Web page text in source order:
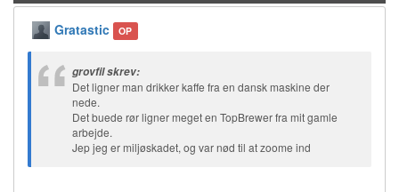
Gratastic OP
grovfil skrev:
Det ligner man drikker kaffe fra en dansk maskine der
nede.
Det buede rør ligner meget en TopBrewer fra mit gamle
arbejde.
Jep jeg er miljøskadet, og var nød til at zoome ind